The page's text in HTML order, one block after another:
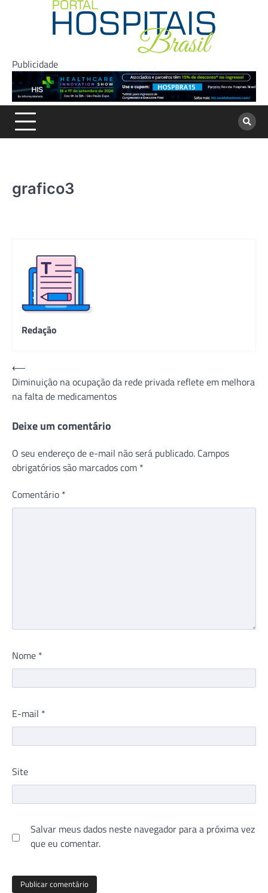
Publicidade
grafico3
Redação
Navegação
de
Post
⟵
Diminuição na ocupação da rede privada reflete em melhora
na falta de medicamentos
Deixe um comentário
O seu endereço de e-mail não será publicado. Campos
obrigatórios são marcados com *
Comentário *
Nome *
E-mail *
Site
Salvar meus dados neste navegador para a próxima vez
que eu comentar.